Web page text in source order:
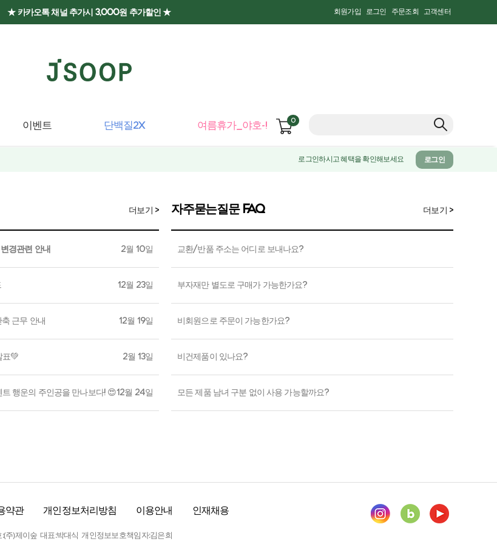
★ 카카오톡 채널 추가시 3,000원 추가할인 ★ 회원가입 로그인 주문조회 고객센터
이벤트 단백질2X 여름휴가_야호-! 0
로그인하시고 혜택을 확인해보세요 로그인
더보기 >
경관련 안내 2월 10일
12월 23일
근무 안내 12월 19일
표💚 2월 13일
행운의 주인공을 만나보다! 😍12월 24일
자주묻는질문 FAQ 더보기 >
교환/반품 주소는 어디로 보내나요?
부자재만 별도로 구매가 가능한가요?
비회원으로 주문이 가능한가요?
비건제품이 있나요?
모든 제품 남녀 구분 없이 사용 가능할까요?
약관 개인정보처리방침 이용안내 인재채용
:(주)제이숲 대표:박대식 개인정보보호책임자:김은희